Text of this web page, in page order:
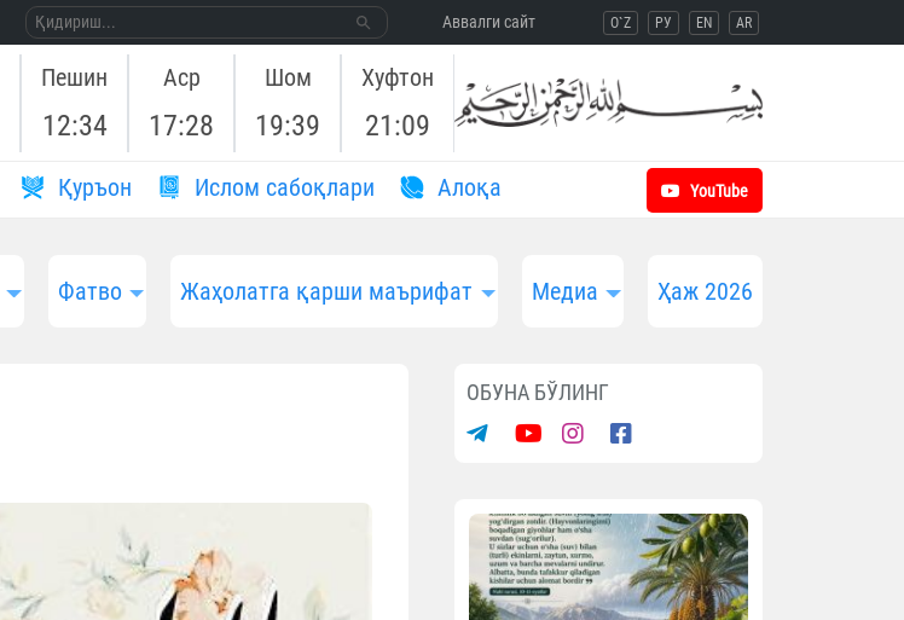
Aввалги сайт O`Z РУ EN AR
Пешин
12:34
Аср
17:28
Шом
19:39
Хуфтон
21:09
Қуръон Ислом сабоқлари Aлоқа YouTube
Фатво Жаҳолатга қарши маърифат Медиа Ҳаж 2026
ОБУНА БЎЛИНГ